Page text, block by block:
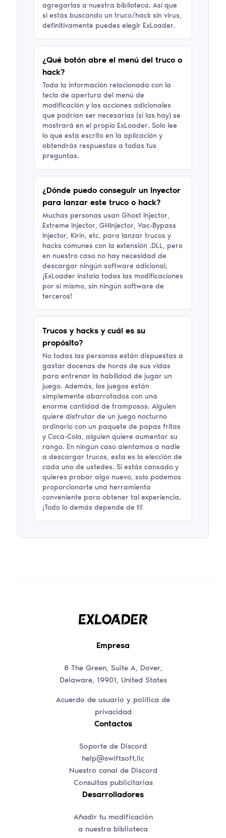
agregarlas a nuestra biblioteca. Así que
si estás buscando un truco/hack sin virus,
definitivamente puedes elegir ExLoader.
¿Qué botón abre el menú del truco o
hack?
Toda la información relacionada con la
tecla de apertura del menú de
modificación y las acciones adicionales
que podrían ser necesarias (si las hay) se
mostrará en el propio ExLoader. Solo lee
lo que está escrito en la aplicación y
obtendrás respuestas a todas tus
preguntas.
¿Dónde puedo conseguir un inyector
para lanzar este truco o hack?
Muchas personas usan Ghost Injector,
Extreme Injector, GHInjector, Vac-Bypass
Injector, Kirin, etc. para lanzar trucos y
hacks comunes con la extensión .DLL, pero
en nuestro caso no hay necesidad de
descargar ningún software adicional,
¡ExLoader instala todas las modificaciones
por sí mismo, sin ningún software de
terceros!
Trucos y hacks y cuál es su
propósito?
No todas las personas están dispuestas a
gastar docenas de horas de sus vidas
para entrenar la habilidad de jugar un
juego. Además, los juegosestán
simplemente abarrotados con una
enorme cantidad de tramposos. Alguien
quiere disfrutar de un juego nocturno
ordinario con un paquete de papas fritas
y Coca-Cola, alguien quiere aumentar su
rango. En ningún caso alentamos a nadie
a descargar trucos, esta es la elección de
cada uno de ustedes. Si estás cansado y
quieres probar algo nuevo, solo podemos
proporcionarte una herramienta
conveniente para obtener tal experiencia.
¡Todo lo demás depende de ti!
Empresa
8 The Green, Suite A, Dover,
Delaware, 19901, United States
Acuerdo de usuario y política de
privacidad
Contactos
Soporte de Discord
help@swiftsoft.llc
Nuestro canal de Discord
Consultas publicitarias
Desarrolladores
Añadir tu modificación
a nuestra biblioteca